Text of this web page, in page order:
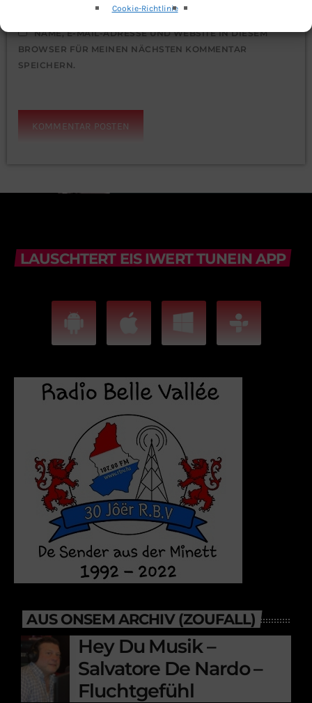
Cookie-Richtlinie
NAME, E-MAIL-ADRESSE UND WEBSITE IN DIESEM
BROWSER FÜR MEINEN NÄCHSTEN KOMMENTAR
SPEICHERN.
LAUSCHTERT EIS IWERT TUNEIN APP
AUS ONSEM ARCHIV (ZOUFALL)
Hey Du Musik –
Salvatore De Nardo –
Fluchtgefühl